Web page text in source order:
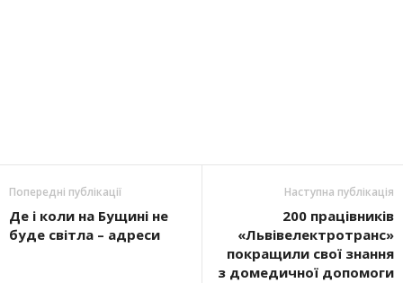
Попередні публікації
Де і коли на Бущині не
буде світла – адреси
Наступна публікація
200 працівників
«Львівелектротранс»
покращили свої знання
з домедичної допомоги